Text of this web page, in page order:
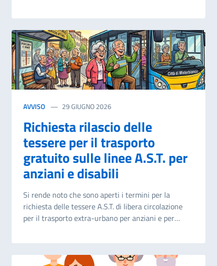
servizio per i soggetti in possesso della
certificazione di cui alla legge 104/1992 art 3
comma.3 e dal d.lgs 3 maggio 2024, n.62 e ss.mm. e
ii. secondo quanto disposto dall’art. 3 comma 4 lett.
b del .p.r.s.n. 589/2018) che individui forme di
assistenza da rendersi a favore degli stessi. Da
giorno 29/06/2026 sarà reperibile sul sito ufficiale
per la presentazione dell'istanza. Termine ultimo
per la presentazione delle istanze giorno
27/07/2026. Per tutti i dettagli consultare l'avviso
in allegato
AVVISO 29 GIUGNO 2026
Richiesta rilascio delle
tessere per il trasporto
gratuito sulle linee A.S.T. per
anziani e disabili
Si rende noto che sono aperti i termini per la
richiesta delle tessere A.S.T. di libera circolazione
per il trasporto extra-urbano per anziani e per
avanzare apposita richiesta per l’anno 2027: gli
anziani residenti a Misterbianco, che desiderano